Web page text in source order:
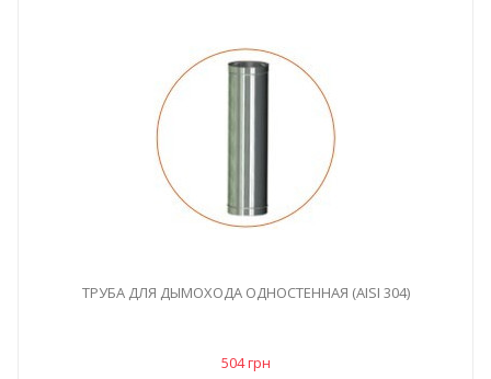
ТРУБА ДЛЯ ДЫМОХОДА ОДНОСТЕННАЯ (AISI 304)
504 грн